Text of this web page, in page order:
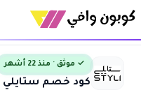
✓ موثق · منذ 22 أشهر